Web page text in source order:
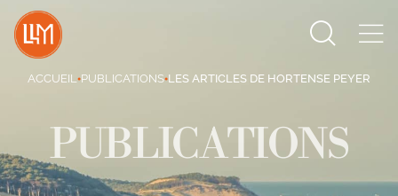
Search
for:
ACCUEIL●PUBLICATIONS●LES ARTICLES DE HORTENSE PEYER
PUBLICATIONS